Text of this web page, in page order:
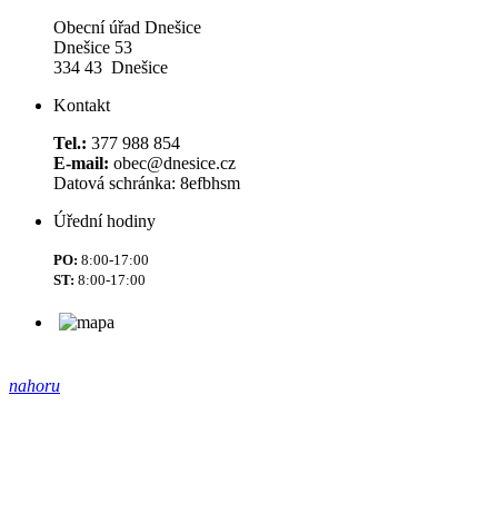
Obecní úřad Dnešice
Dnešice 53
334 43 Dnešice
Kontakt
Tel.: 377 988 854
E-mail: obec@dnesice.cz
Datová schránka: 8efbhsm
Úřední hodiny
PO: 8:00-17:00
ST: 8:00-17:00
nahoru